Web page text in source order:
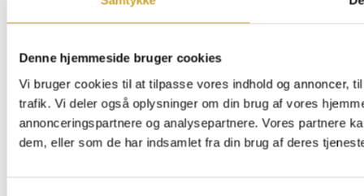
Denne hjemmeside bruger cookies
Vi bruger cookies til at tilpasse vores indhold og annoncer,
trafik. Vi deler også oplysninger om din brug af vores
annonceringspartnere og analysepartnere. Vores partnere
dem, eller som de har indsamlet fra din brug af deres